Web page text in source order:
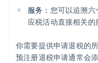
服务： 您可以追溯
应税活动直接相关的
你需要提供申请退税的
预注册退税申请通常会